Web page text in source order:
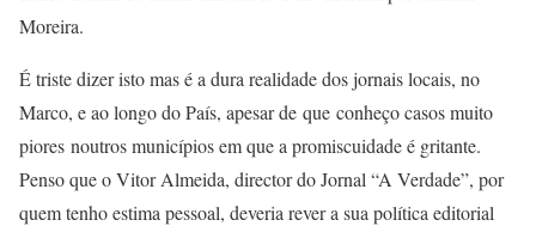
Moreira.
É triste dizer isto mas é a dura realidade dos jornais locais, no
Marco, e ao longo do País, apesar de que conheço casos muito
piores noutros municípios em que a promiscuidade é gritante.
Penso que o Vitor Almeida, director do Jornal “A Verdade”, por
quem tenho estima pessoal, deveria rever a sua política editorial